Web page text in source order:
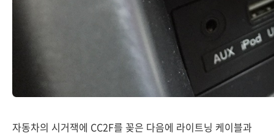
자동차의 시거잭에 CC2F를 꽂은 다음에 라이트닝 케이블과